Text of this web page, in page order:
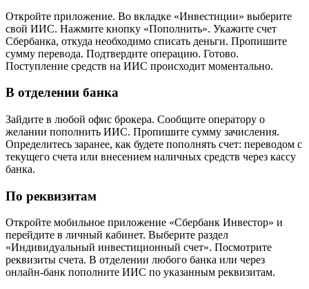
Откройте приложение. Во вкладке «Инвестиции» выберите
свой ИИС. Нажмите кнопку «Пополнить». Укажите счет
Сбербанка, откуда необходимо списать деньги. Пропишите
сумму перевода. Подтвердите операцию. Готово.
Поступление средств на ИИС происходит моментально.
В отделении банка
Зайдите в любой офис брокера. Сообщите оператору о
желании пополнить ИИС. Пропишите сумму зачисления.
Определитесь заранее, как будете пополнять счет: переводом с
текущего счета или внесением наличных средств через кассу
банка.
По реквизитам
Откройте мобильное приложение «Сбербанк Инвестор» и
перейдите в личный кабинет. Выберите раздел
«Индивидуальный инвестиционный счет». Посмотрите
реквизиты счета. В отделении любого банка или через
онлайн-банк пополните ИИС по указанным реквизитам.